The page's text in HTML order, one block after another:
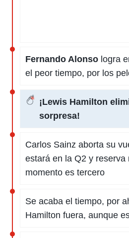
Fernando Alonso logra
el peor tiempo, por los
¡Lewis Hamilton
sorpresa!
Carlos Sainz aborta su
estará en la Q2 y reserva
momento es tercero
Se acaba el tiempo, por
Hamilton fuera, aunque